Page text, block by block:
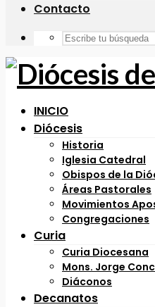
Contacto
INICIO
Diócesis
Historia
Iglesia Catedral
Obispos de la
Áreas Pastorales
Movimientos
Congregaciones
Curia
Curia Diocesana
Mons. Jorge
Diáconos
Decanatos